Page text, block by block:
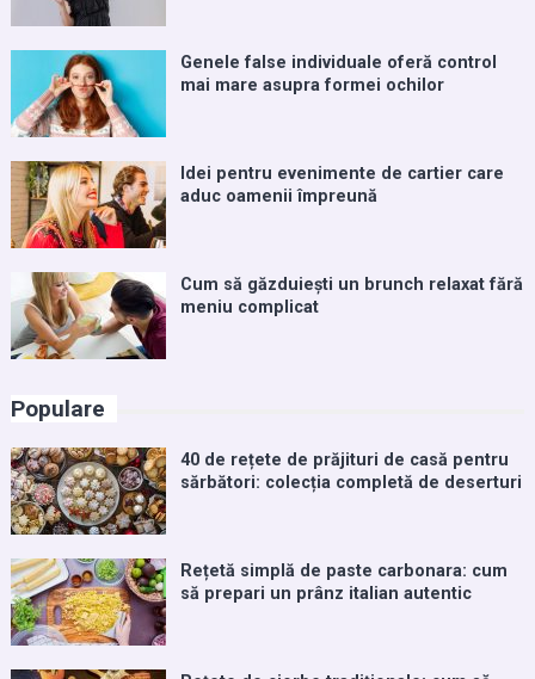
Genele false individuale oferă control
mai mare asupra formei ochilor
Idei pentru evenimente de cartier care
aduc oamenii împreună
Cum să găzduiești un brunch relaxat fără
meniu complicat
Populare
40 de rețete de prăjituri de casă pentru
sărbători: colecția completă de deserturi
Rețetă simplă de paste carbonara: cum
să prepari un prânz italian autentic